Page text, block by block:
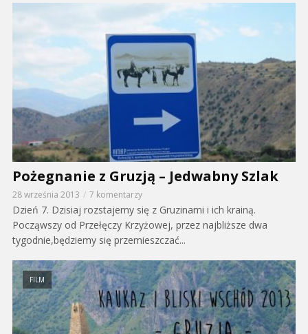
Pożegnanie z Gruzją – Jedwabny Szlak
28 września 2013 7 komentarzy
Dzień 7. Dzisiaj rozstajemy się z Gruzinami i ich krainą.
Począwszy od Przełęczy Krzyżowej, przez najbliższe dwa
tygodnie,będziemy się przemieszczać...
FILM